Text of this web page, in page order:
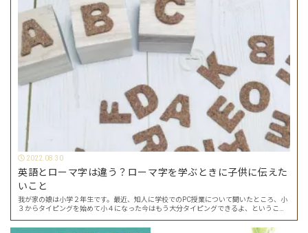
2022.08.30
英語とローマ字は違う？ローマ字を学ぶときに子供に伝えた
いこと
我が家の娘は小学２年生です。最近、知人に学校でのPC授業について聞いたところ、小
３からタイピングを始めて小４になった今はもう大分タイピングできるよ、ということ
で…